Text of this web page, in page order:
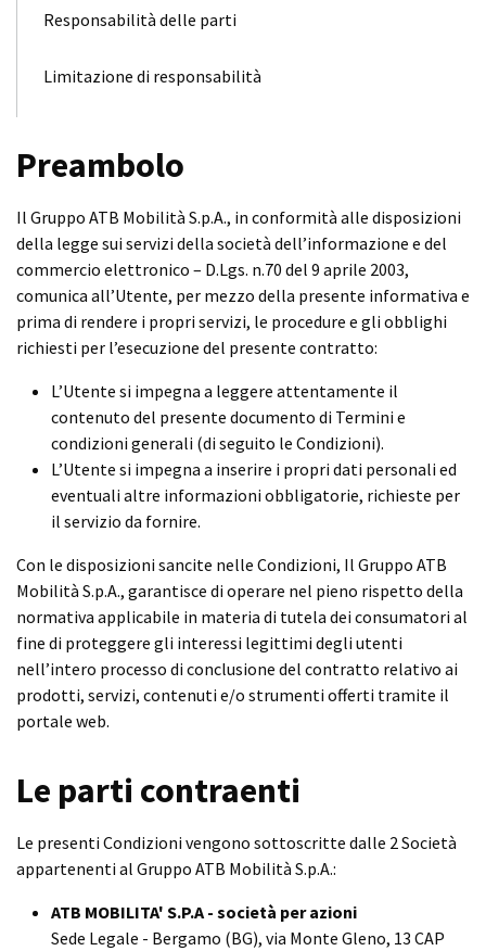
Responsabilità delle parti
Limitazione di responsabilità
Preambolo
Il Gruppo ATB Mobilità S.p.A., in conformità alle disposizioni
della legge sui servizi della società dell’informazione e del
commercio elettronico – D.Lgs. n.70 del 9 aprile 2003,
comunica all’Utente, per mezzo della presente informativa e
prima di rendere i propri servizi, le procedure e gli obblighi
richiesti per l’esecuzione del presente contratto:
L’Utente si impegna a leggere attentamente il
contenuto del presente documento di Termini e
condizioni generali (di seguito le Condizioni).
L’Utente si impegna a inserire i propri dati personali ed
eventuali altre informazioni obbligatorie, richieste per
il servizio da fornire.
Con le disposizioni sancite nelle Condizioni, Il Gruppo ATB
Mobilità S.p.A., garantisce di operare nel pieno rispetto della
normativa applicabile in materia di tutela dei consumatori al
fine di proteggere gli interessi legittimi degli utenti
nell’intero processo di conclusione del contratto relativo ai
prodotti, servizi, contenuti e/o strumenti offerti tramite il
portale web.
Le parti contraenti
Le presenti Condizioni vengono sottoscritte dalle 2 Società
appartenenti al Gruppo ATB Mobilità S.p.A.:
ATB MOBILITA' S.P.A - società per azioni
Sede Legale - Bergamo (BG), via Monte Gleno, 13 CAP